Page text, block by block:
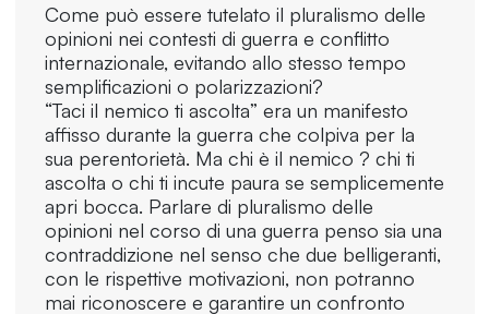
Come può essere tutelato il pluralismo delle
opinioni nei contesti di guerra e conflitto
internazionale, evitando allo stesso tempo
semplificazioni o polarizzazioni?
“Taci il nemico ti ascolta” era un manifesto
affisso durante la guerra che colpiva per la
sua perentorietà. Ma chi è il nemico ? chi ti
ascolta o chi ti incute paura se semplicemente
apri bocca. Parlare di pluralismo delle
opinioni nel corso di una guerra penso sia una
contraddizione nel senso che due belligeranti,
con le rispettive motivazioni, non potranno
mai riconoscere e garantire un confronto